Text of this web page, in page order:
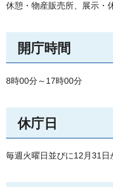
休憩・物産販売所、展示・
開庁時間
8時00分～17時00分
休庁日
毎週火曜日並びに12月31日